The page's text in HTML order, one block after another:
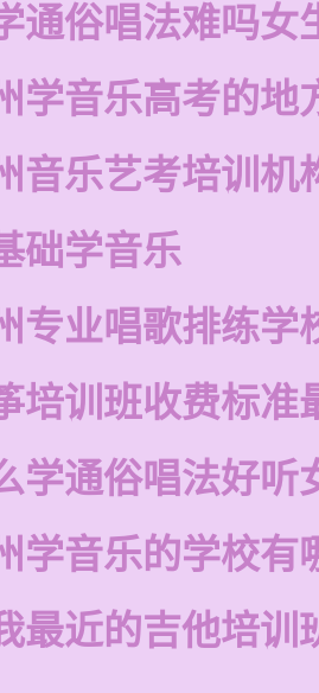
通俗唱法难吗女
学音乐高考的地
音乐艺考培训机
础学音乐
专业唱歌排练学
培训班收费标准
学通俗唱法好听
学音乐的学校有
最近的吉他培训